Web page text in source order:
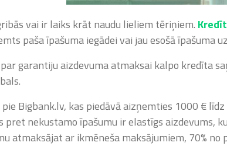
vai ir laiks krāt naudu lieliem tēriņiem.
paša īpašuma iegādei vai jau esošā īpašuma
garantiju aizdevuma atmaksai kalpo kredīta
Bigbank.lv, kas piedāvā aizņemties 1000 €
nekustamo īpašumu ir elastīgs aizdevums,
atmaksājat ar ikmēneša maksājumiem, 70% no